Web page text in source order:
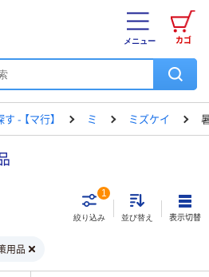
カゴ
メニュー
- 【マ行】 ミ ミズケイ
絞り込み
1
並び替え 表示切替
用品